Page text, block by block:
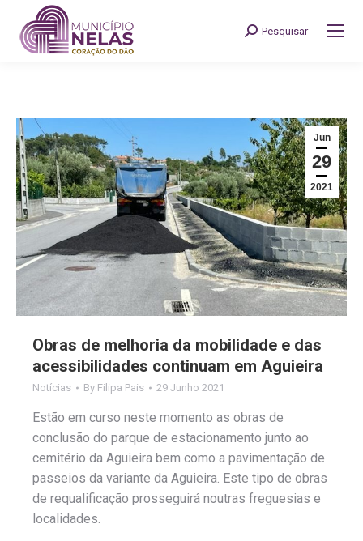
Search:
Pesquisar
Jun
29
2021
Obras de melhoria da mobilidade e das
acessibilidades continuam em Aguieira
Notícias By Filipa Pais 29 Junho 2021
Estão em curso neste momento as obras de
conclusão do parque de estacionamento junto ao
cemitério da Aguieira bem como a pavimentação de
passeios da variante da Aguieira. Este tipo de obras
de requalificação prosseguirá noutras freguesias e
localidades.